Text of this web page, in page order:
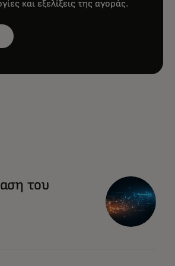
και εξελίξεις της αγοράς.
του